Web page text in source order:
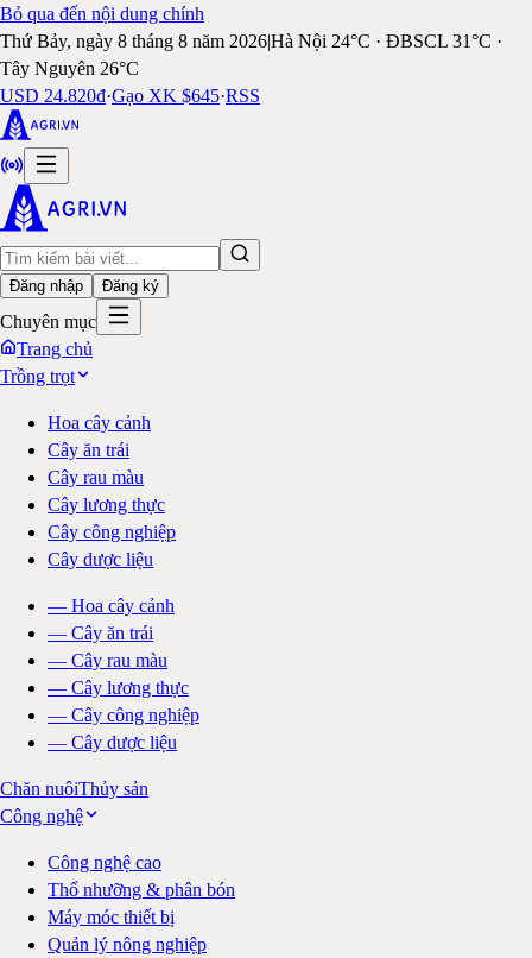
Bỏ qua đến nội dung chính
Thứ Bảy, ngày 8 tháng 8 năm 2026|Hà Nội 24°C · ĐBSCL 31°C ·
Tây Nguyên 26°C
USD 24.820đ·Gạo XK $645·RSS
Đăng nhập Đăng ký
Chuyên mục
Trang chủ
Trồng trọt
Hoa cây cảnh
Cây ăn trái
Cây rau màu
Cây lương thực
Cây công nghiệp
Cây dược liệu
— Hoa cây cảnh
— Cây ăn trái
— Cây rau màu
— Cây lương thực
— Cây công nghiệp
— Cây dược liệu
Chăn nuôiThủy sản
Công nghệ
Công nghệ cao
Thổ nhưỡng & phân bón
Máy móc thiết bị
Quản lý nông nghiệp